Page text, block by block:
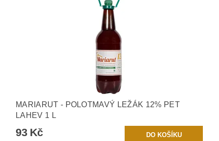
MARIARUT - POLOTMAVÝ LEŽÁK 12% PET
LAHEV 1 L
93 Kč